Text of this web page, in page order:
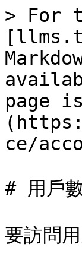
> For
page
ce/
# 用戶
要訪問